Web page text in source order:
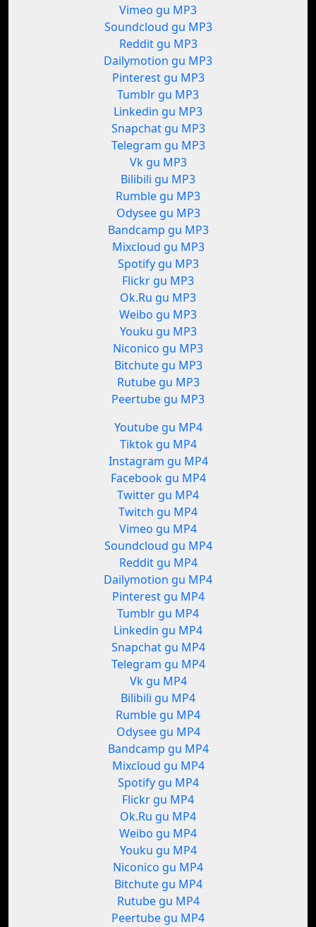
Vimeo gu MP3
Soundcloud gu MP3
Reddit gu MP3
Dailymotion gu MP3
Pinterest gu MP3
Tumblr gu MP3
Linkedin gu MP3
Snapchat gu MP3
Telegram gu MP3
Vk gu MP3
Bilibili gu MP3
Rumble gu MP3
Odysee gu MP3
Bandcamp gu MP3
Mixcloud gu MP3
Spotify gu MP3
Flickr gu MP3
Ok.Ru gu MP3
Weibo gu MP3
Youku gu MP3
Niconico gu MP3
Bitchute gu MP3
Rutube gu MP3
Peertube gu MP3
Youtube gu MP4
Tiktok gu MP4
Instagram gu MP4
Facebook gu MP4
Twitter gu MP4
Twitch gu MP4
Vimeo gu MP4
Soundcloud gu MP4
Reddit gu MP4
Dailymotion gu MP4
Pinterest gu MP4
Tumblr gu MP4
Linkedin gu MP4
Snapchat gu MP4
Telegram gu MP4
Vk gu MP4
Bilibili gu MP4
Rumble gu MP4
Odysee gu MP4
Bandcamp gu MP4
Mixcloud gu MP4
Spotify gu MP4
Flickr gu MP4
Ok.Ru gu MP4
Weibo gu MP4
Youku gu MP4
Niconico gu MP4
Bitchute gu MP4
Rutube gu MP4
Peertube gu MP4